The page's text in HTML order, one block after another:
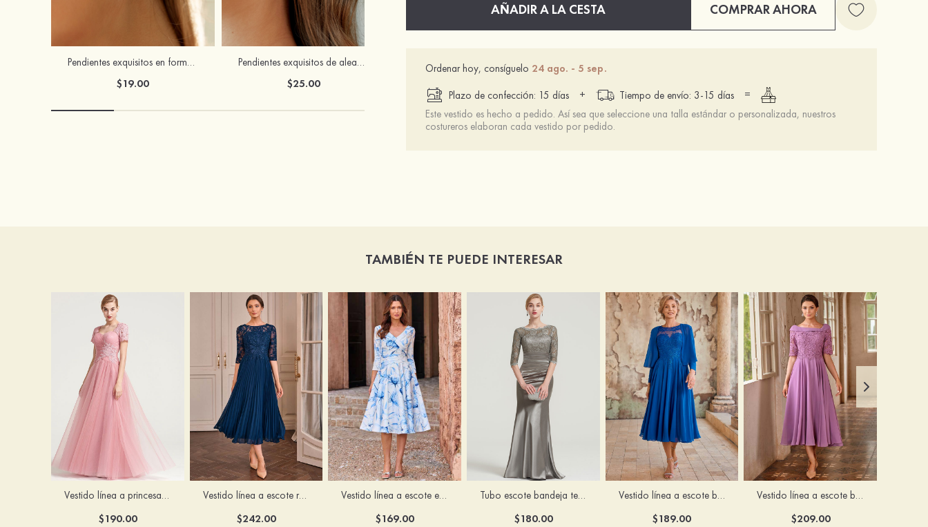
Pendientes exquisitos en forma de gotas de aleación con circonio cúbico para mujer
$19.00
Pendientes exquisitos de aleación con strass para mujer
$25.00
Sujetador invisible 3/4 taza push up con cierre frontal sin espalda
AÑADIR A LA CESTA COMPRAR AHORA
Ordenar hoy, consíguelo 24 ago. - 5 sep.
Plazo de confección: 15 días
+ Tiempo de envío: 3-15 días
=
Este vestido es hecho a pedido. Así sea que seleccione una talla estándar o personalizada, nuestros
costureros elaboran cada vestido por pedido.
TAMBIÉN TE PUEDE INTERESAR
Vestido línea a princesa cuello de corazón hasta el suelo vestido de madrina
$190.00
Vestido línea a escote redondo gasa hasta la tibia vestido de madrina
$242.00
Vestido línea a escote en v satén hasta la tibia vestido de madrina
$169.00
Tubo escote bandeja tela charmeuse hasta el suelo vestido de madrina
$180.00
Vestido línea a escote bandeja gasa hasta la tibia vestido de madrina
$189.00
Vestido línea a escote bandeja gasa hasta la tibia vestido de madrina
$209.00